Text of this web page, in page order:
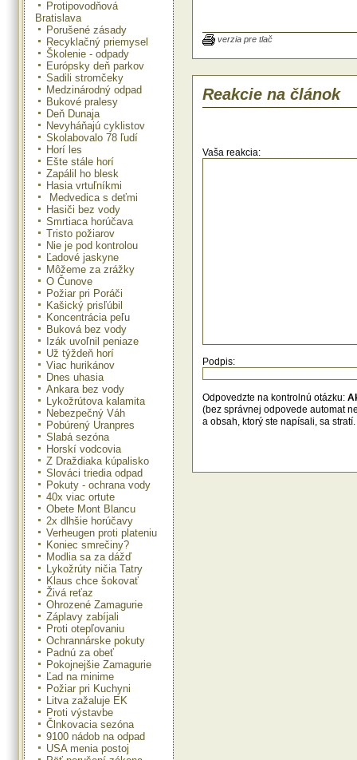
Protipovodňová
Bratislava
Porušené zásady
Recyklačný priemysel
Školenie - odpady
Európsky deň parkov
Sadili stromčeky
Medzinárodný odpad
Bukové pralesy
Deň Dunaja
Nevyháňajú cyklistov
Skolabovalo 78 ľudí
Horí les
Ešte stále horí
Zapálil ho blesk
Hasia vrtuľníkmi
Medvedica s deťmi
Hasiči bez vody
Smrtiaca horúčava
Tristo požiarov
Nie je pod kontrolou
Ľadové jaskyne
Môžeme za zrážky
O Čunove
Požiar pri Poráči
Kašický prisľúbil
Koncentrácia peľu
Buková bez vody
Izák uvoľnil peniaze
Už týždeň horí
Viac hurikánov
Dnes uhasia
Ankara bez vody
Lykožrútova kalamita
Nebezpečný Váh
Pobúrený Uranpres
Slabá sezóna
Horskí vodcovia
Z Draždiaka kúpalisko
Slováci triedia odpad
Pokuty - ochrana vody
40x viac ortute
Obete Mont Blancu
2x dlhšie horúčavy
Verheugen proti plateniu
Koniec smrečiny?
Modlia sa za dážď
Lykožrúty ničia Tatry
Klaus chce šokovať
Živá reťaz
Ohrozené Zamagurie
Záplavy zabíjali
Proti otepľovaniu
Ochrannárske pokuty
Padnú za obeť
Pokojnejšie Zamagurie
Ľad na minime
Požiar pri Kuchyni
Litva zažaluje EK
Proti výstavbe
Člnkovacia sezóna
9100 nádob na odpad
USA menia postoj
"Odhaduje sa, že v zahraničí v
cestovnom ruchu približne 17 tis.
ktorí pôsobia najmä v Rakúsku,
Z. Šedivá. Nedostatok
hotelových zariadeniach sa preto
školami, ktoré sa zaoberajú
verzia pre tlač
Reakcie na článok
Vaša reakcia:
Podpis:
Odpovedzte na kontrolnú otázku:
(bez správnej odpovede automat
a obsah, ktorý ste napísali, sa